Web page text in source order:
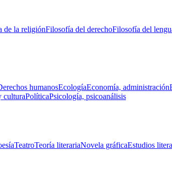
de la religiónFilosofía del derechoFilosofía del
humanosEcologíaEconomía, administración
culturaPolíticaPsicología, psicoanálisis
TeatroTeoría literariaNovela gráficaEstudios